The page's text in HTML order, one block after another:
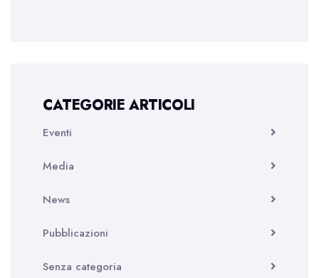
CATEGORIE ARTICOLI
Eventi
Media
News
Pubblicazioni
Senza categoria